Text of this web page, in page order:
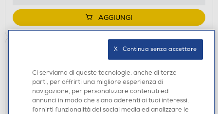
AGGIUNGI
Ci serviamo di queste tecnologie, anche di terze
parti, per offrirti una migliore esperienza di
navigazione, per personalizzare contenuti ed
annunci in modo che siano aderenti ai tuoi interessi,
fornirti funzionalità dei social media ed analizzare le
X   Continua senza accettare